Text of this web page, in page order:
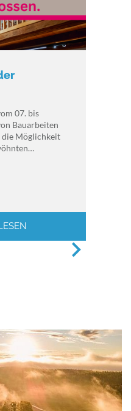
07. bis
Bauarbeiten
die Möglichkeit